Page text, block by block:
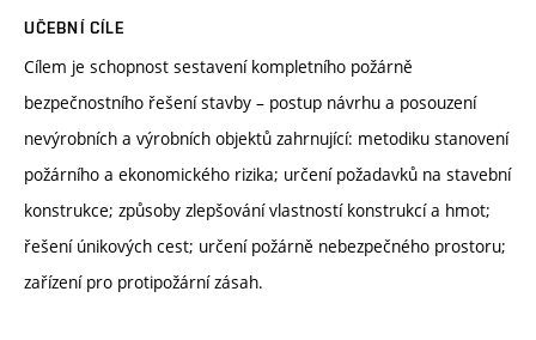
UČEBNÍ CÍLE
Cílem je schopnost sestavení kompletního požárně
bezpečnostního řešení stavby – postup návrhu a posouzení
nevýrobních a výrobních objektů zahrnující: metodiku stanovení
požárního a ekonomického rizika; určení požadavků na stavební
konstrukce; způsoby zlepšování vlastností konstrukcí a hmot;
řešení únikových cest; určení požárně nebezpečného prostoru;
zařízení pro protipožární zásah.